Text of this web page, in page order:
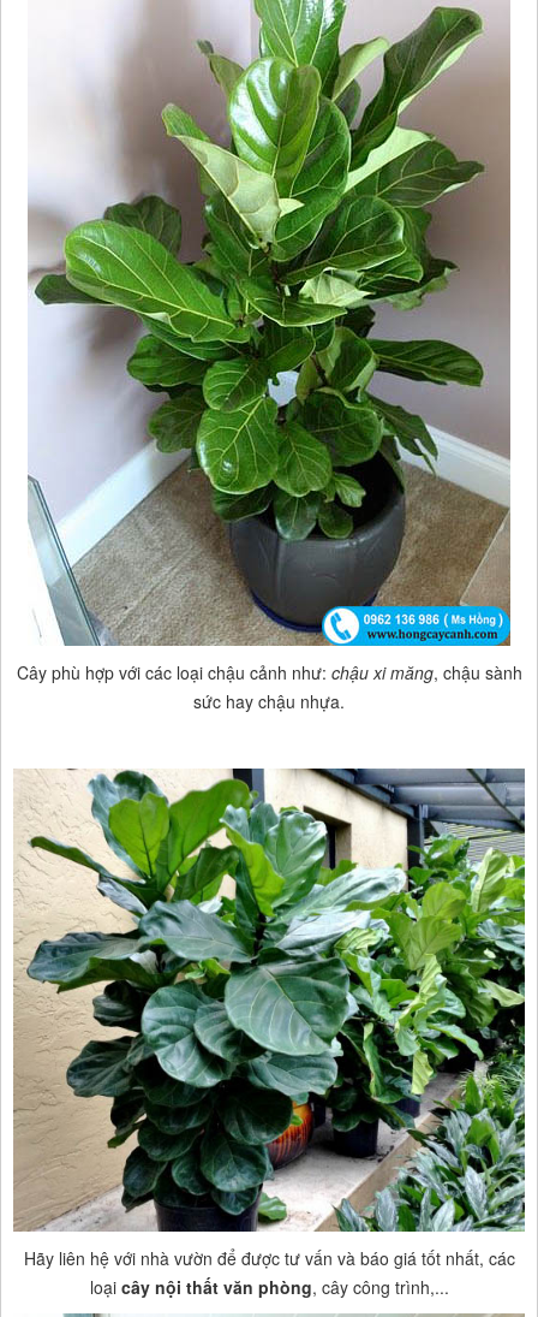
Cây phù hợp với các loại chậu cảnh như: chậu xi măng, chậu sành
sức hay chậu nhựa.
Hãy liên hệ với nhà vườn để được tư vấn và báo giá tốt nhất, các
loại cây nội thất văn phòng, cây công trình,...